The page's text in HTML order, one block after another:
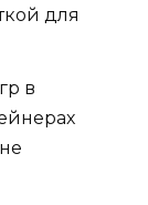
для
в